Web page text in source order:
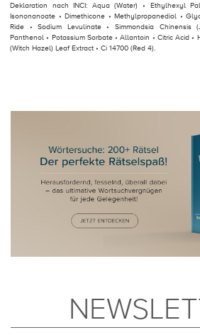
Deklaration nach INCI: Aqua (Water) • Ethylhexyl
Isononanoate • Dimethicone • Methylpropanediol •
Ride • Sodium Levulinate • Simmondsia Chinensis
Panthenol • Potassium Sorbate • Allantoin • Citric Acid •
(Witch Hazel) Leaf Extract • Ci 14700 (Red 4).